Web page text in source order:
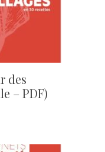
des
– PDF)